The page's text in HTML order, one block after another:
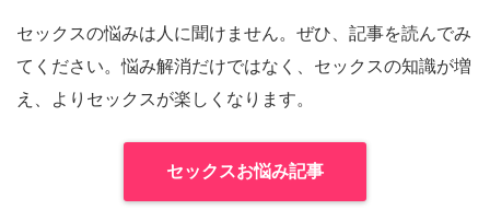
セックスの悩みは人に聞けません。ぜひ、記事を読んでみ
てください。悩み解消だけではなく、セックスの知識が増
え、よりセックスが楽しくなります。
セックスお悩み記事